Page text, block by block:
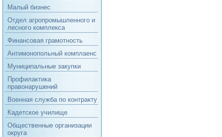
Малый бизнес
Отдел агропромышленного и
лесного комплекса
Финансовая грамотность
Антимонопольный комплаенс
Муниципальные закупки
Профилактика
правонарушений
Военная служба по контракту
Кадетское училище
Общественные организации
округа